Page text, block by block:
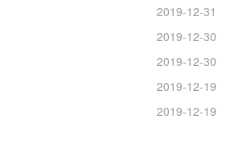
2019-12-31
2019-12-30
2019-12-30
2019-12-19
2019-12-19